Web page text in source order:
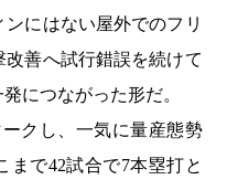
にはない屋外でのフリ
善へ試行錯誤を続けて
につながった形だ。
クし、一気に量産態勢
まで42試合で7本塁打と